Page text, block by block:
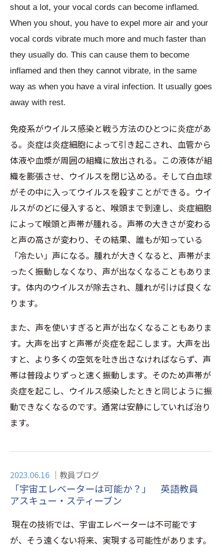
shout a lot, your vocal cords can become inflamed.
When you shout, you have to expel more air and your
vocal cords vibrate much more and much faster than
they usually do. This can cause them to become
inflamed and then they cannot vibrate, in the same
way as when you have a viral infection. It usually goes
away with rest.
免疫系がウイルス感染と戦う方法のひとつに炎症があ
る。炎症は炎症細胞によって引き起こされ、血管から
体液や血漿が周囲の組織に放出される。この液体が組
織を膨張させ、ウイルスを閉じ込める。そして白血球
がその中に入ってウイルスを殺すことができる。ウイ
ルスがのどに侵入すると、喉頭まで到達し、炎症細胞
によって喉頭と声帯が腫れる。声帯の大きさが変わる
と声の高さが変わり、その結果、誰もが知っている
「冷たい」声になる。腫れが大きくなると、声帯がま
ったく振動しなくなり、声が出なくなることもありま
す。体内のウイルスが除去され、腫れが引けば良くな
ります。
また、声を使いすぎると声が出なくなることもありま
す。大声を出すと声帯が炎症を起こします。大声を出
すと、より多くの空気を吐き出さなければならず、声
帯は普段よりずっと速く振動します。そのため声帯が
炎症を起こし、ウイルス感染したときと同じように振
動できなくなるのです。通常は安静にしていれば治り
ます。
2023.06.16 教員ブログ
「宇宙エレベーターは可能か？」 英語教員
アスキュー・スティーブン
現在の技術では、宇宙エレベーターは不可能です
が、そう遠くない将来、実現する可能性があります。